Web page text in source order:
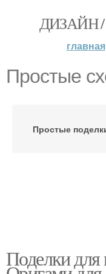
ДИЗАЙН /
главная
Простые
Простые
Поделки для